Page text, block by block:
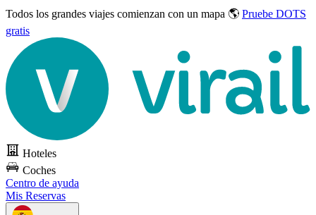
Todos los grandes viajes comienzan con un mapa 🌎 Pruebe DOTS
gratis
Hoteles
Coches
Centro de ayuda
Mis Reservas